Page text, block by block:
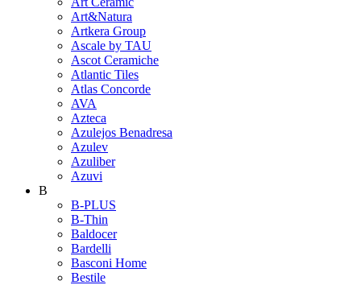
Art&Natura
Artkera Group
Ascale by TAU
Ascot Ceramiche
Atlantic Tiles
Atlas Concorde
AVA
Azteca
Azulejos Benadresa
Azulev
Azuliber
Azuvi
B
B-PLUS
B-Thin
Baldocer
Bardelli
Basconi Home
Bestile